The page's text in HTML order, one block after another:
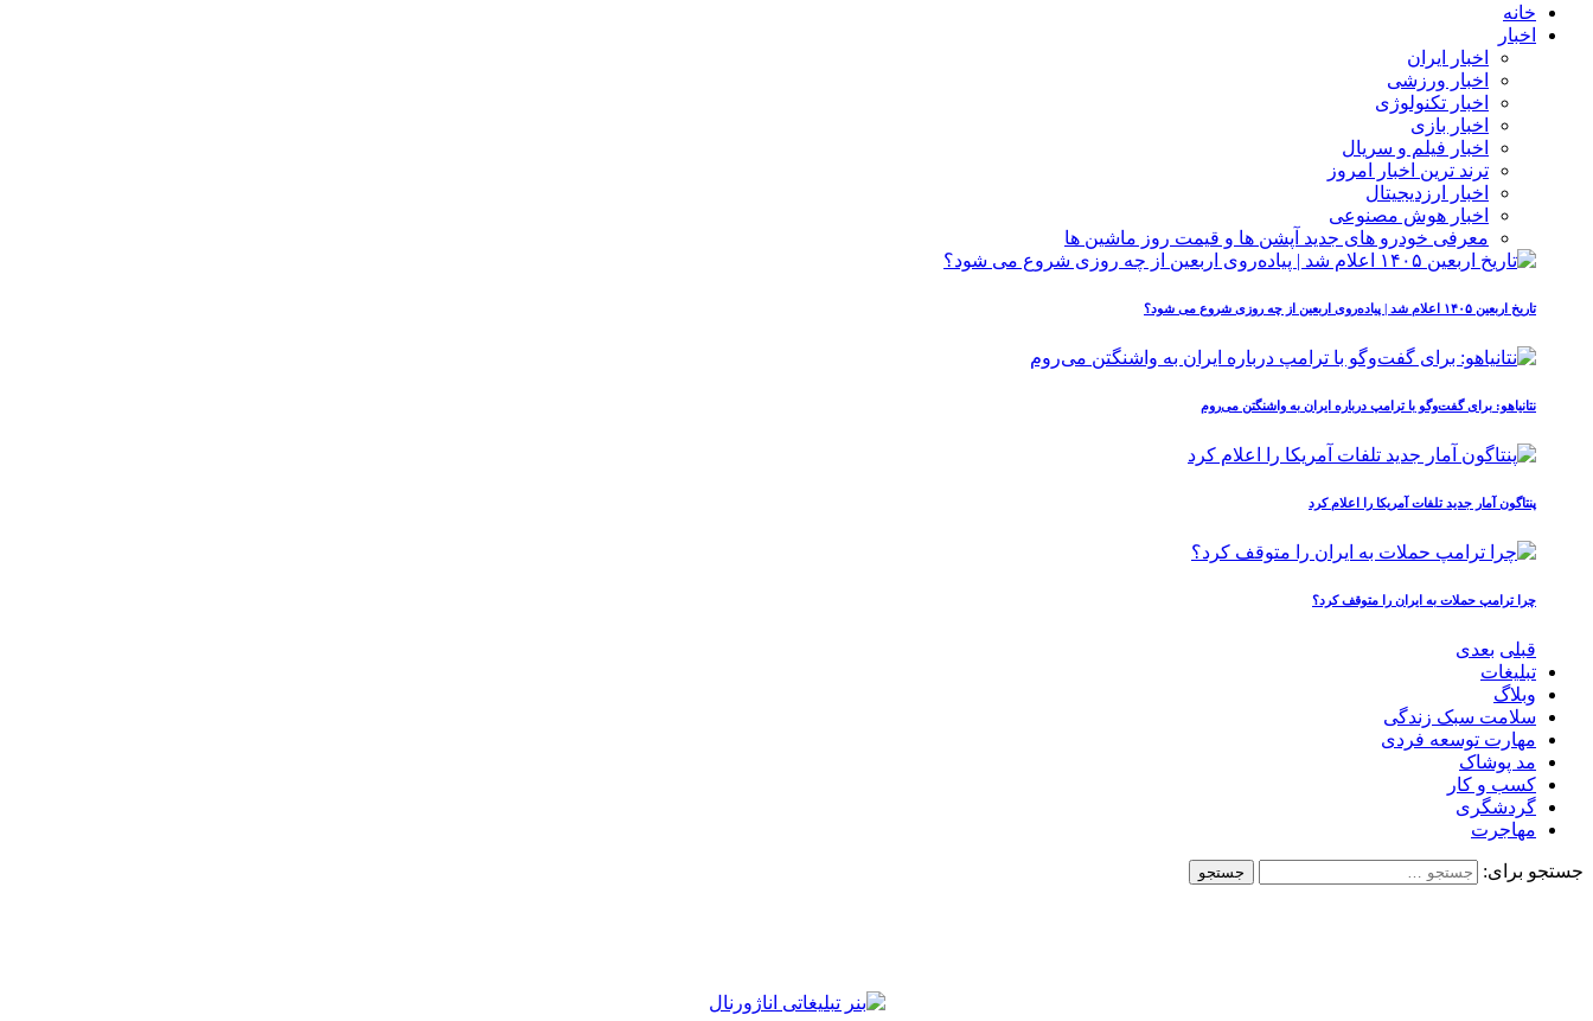
خانه
اخبار
اخبار ایران
اخبار ورزشی
اخبار تکنولوژی
اخبار بازی
اخبار فیلم و سریال
ترند ترین اخبار امروز
اخبار ارزدیجیتال
اخبار هوش مصنوعی
معرفی خودرو های جدید آپشن‌ ها و قیمت روز ماشین‌ ها
تاریخ اربعین ۱۴۰۵ اعلام شد | پیاده‌روی اربعین از چه روزی شروع می‌ شود؟
نتانیاهو: برای گفت‌وگو با ترامپ درباره ایران به واشنگتن می‌روم
پنتاگون آمار جدید تلفات آمریکا را اعلام کرد
چرا ترامپ حملات به ایران را متوقف کرد؟
قبلی بعدی
تبلیغات
وبلاگ
سلامت سبک زندگی
مهارت توسعه فردی
مد پوشاک
کسب و کار
گردشگری
مهاجرت
جستجو برای: